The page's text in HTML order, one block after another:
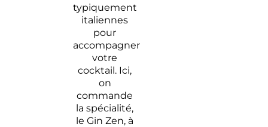
typiquement
italiennes
pour
accompagner
votre
cocktail. Ici,
on
commande
la spécialité,
le Gin Zen, à